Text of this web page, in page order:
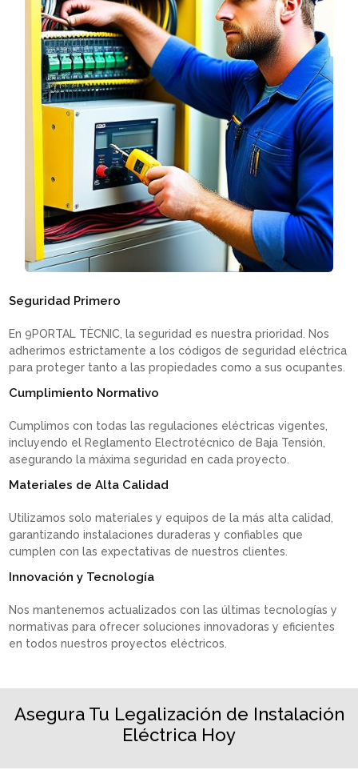
Seguridad Primero
En 9PORTAL TÈCNIC, la seguridad es nuestra prioridad. Nos
adherimos estrictamente a los códigos de seguridad eléctrica
para proteger tanto a las propiedades como a sus ocupantes.
Cumplimiento Normativo
Cumplimos con todas las regulaciones eléctricas vigentes,
incluyendo el Reglamento Electrotécnico de Baja Tensión,
asegurando la máxima seguridad en cada proyecto.
Materiales de Alta Calidad
Utilizamos solo materiales y equipos de la más alta calidad,
garantizando instalaciones duraderas y confiables que
cumplen con las expectativas de nuestros clientes.
Innovación y Tecnología
Nos mantenemos actualizados con las últimas tecnologías y
normativas para ofrecer soluciones innovadoras y eficientes
en todos nuestros proyectos eléctricos.
Asegura Tu Legalización de Instalación
Eléctrica Hoy